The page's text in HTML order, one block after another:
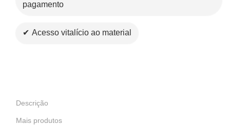
pagamento
✔ Acesso vitalício ao material
Descrição
Mais produtos